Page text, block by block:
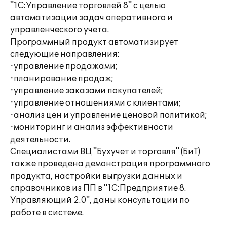
"1С:Управление торговлей 8" с целью
автоматизации задач оперативного и
управленческого учета.
Программный продукт автоматизирует
следующие направления:
·управление продажами;
·планирование продаж;
·управление заказами покупателей;
·управление отношениями с клиентами;
·анализ цен и управление ценовой политикой;
·мониторинг и анализ эффективности
деятельности.
Специалистами ВЦ "Бухучет и торговля" (БиТ)
также проведена демонстрация программного
продукта, настройки выгрузки данных и
справочников из ПП в "1С:Предприятие 8.
Управляющий 2.0", даны консультации по
работе в системе.